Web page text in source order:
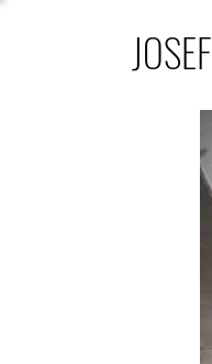
JOSEF